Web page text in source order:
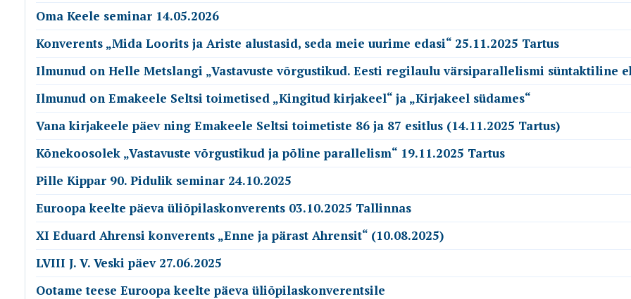
Oma Keele seminar 14.05.2026
Konverents „Mida Loorits ja Ariste alustasid, seda meie uurime edasi“ 25.11.2025 Tartus
Ilmunud on Helle Metslangi „Vastavuste võrgustikud. Eesti regilaulu värsiparallelismi süntaktiline
Ilmunud on Emakeele Seltsi toimetised „Kingitud kirjakeel“ ja „Kirjakeel südames“
Vana kirjakeele päev ning Emakeele Seltsi toimetiste 86 ja 87 esitlus (14.11.2025 Tartus)
Kõnekoosolek „Vastavuste võrgustikud ja põline parallelism“ 19.11.2025 Tartus
Pille Kippar 90. Pidulik seminar 24.10.2025
Euroopa keelte päeva üliõpilaskonverents 03.10.2025 Tallinnas
XI Eduard Ahrensi konverents „Enne ja pärast Ahrensit“ (10.08.2025)
LVIII J. V. Veski päev 27.06.2025
Ootame teese Euroopa keelte päeva üliõpilaskonverentsile